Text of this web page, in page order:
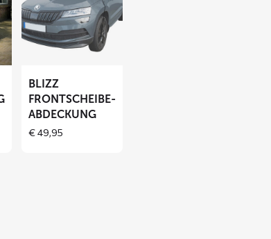
BLIZZ
Frontscheibe-
BLIZZ
FRONTSCHEIBE-
ABDECKUNG
€49,95